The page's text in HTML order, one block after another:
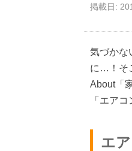
掲載日:
気づかな
に…！そ
About「
「エアコ
エ